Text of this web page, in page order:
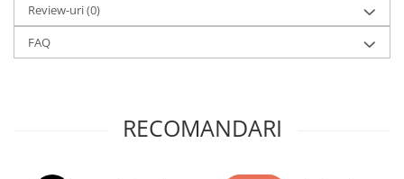
Review-uri(0)
FAQ
RECOMANDARI